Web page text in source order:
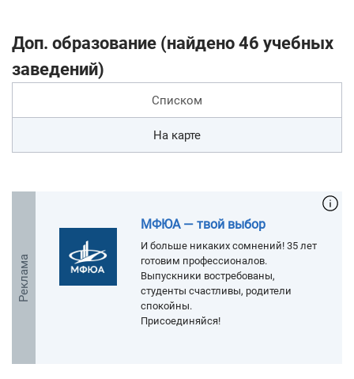
Доп. образование (найдено 46 учебных
заведений)
Списком
На карте
Реклама
МФЮА — твой выбор
И больше никаких сомнений! 35 лет
готовим профессионалов.
Выпускники востребованы,
студенты счастливы, родители
спокойны.
Присоединяйся!